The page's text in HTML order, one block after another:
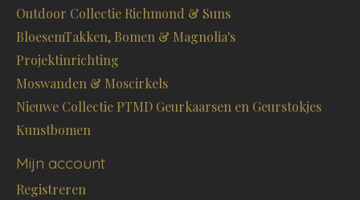
Outdoor Collectie Richmond & Suns
BloesemTakken, Bomen & Magnolia's
Projektinrichting
Moswanden & Moscirkels
Nieuwe Collectie PTMD Geurkaarsen en Geurstokjes
Kunstbomen
Mijn account
Registreren